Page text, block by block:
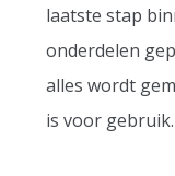
laatste stap
onderdelen
alles wordt
is voor gebruik.